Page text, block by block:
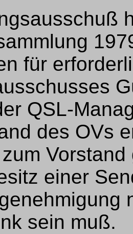
für
QSL-
des OVs
einer
sein muß.